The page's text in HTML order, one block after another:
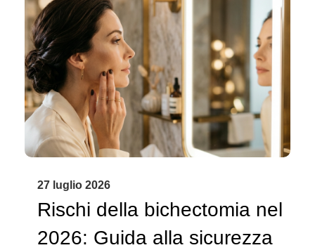
27 luglio 2026
Rischi della bichectomia nel
2026: Guida alla sicurezza